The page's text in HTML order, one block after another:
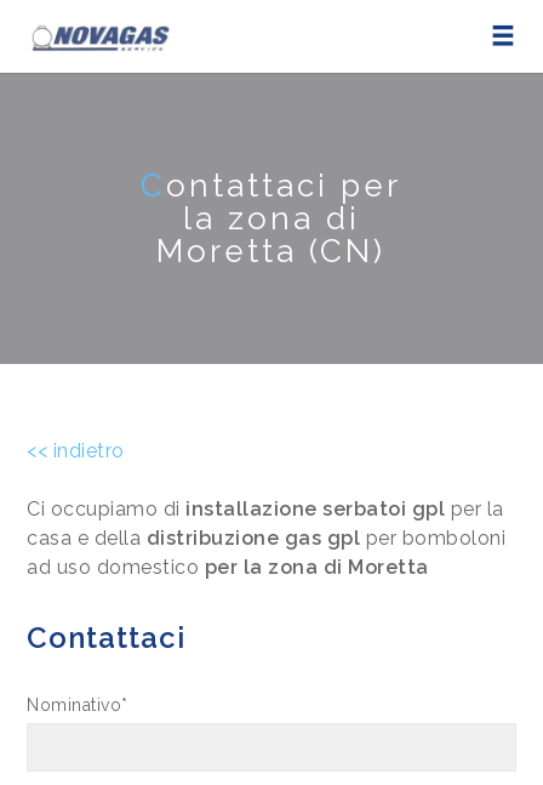
Contattaci per
la zona di
Moretta (CN)
<< indietro
Ci occupiamo di installazione serbatoi gpl per la
casa e della distribuzione gas gpl per bomboloni
ad uso domestico per la zona di Moretta
Contattaci
Nominativo*